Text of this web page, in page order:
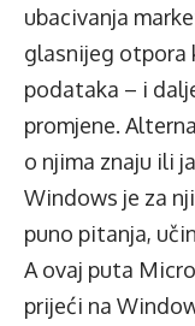
ubacivanja
glasnijeg otpora
podataka – i
promjene.
o njima znaju ili
Windows je za
puno pitanja,
A ovaj puta
prijeći na